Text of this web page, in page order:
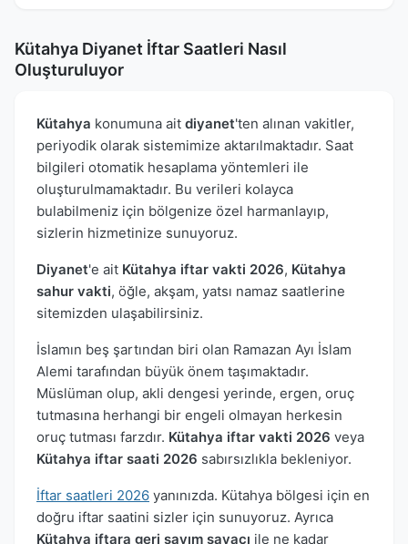
Kütahya Diyanet İftar Saatleri Nasıl
Oluşturuluyor
Kütahya konumuna ait diyanet'ten alınan vakitler,
periyodik olarak sistemimize aktarılmaktadır. Saat
bilgileri otomatik hesaplama yöntemleri ile
oluşturulmamaktadır. Bu verileri kolayca
bulabilmeniz için bölgenize özel harmanlayıp,
sizlerin hizmetinize sunuyoruz.
Diyanet'e ait Kütahya iftar vakti 2026, Kütahya
sahur vakti, öğle, akşam, yatsı namaz saatlerine
sitemizden ulaşabilirsiniz.
İslamın beş şartından biri olan Ramazan Ayı İslam
Alemi tarafından büyük önem taşımaktadır.
Müslüman olup, akli dengesi yerinde, ergen, oruç
tutmasına herhangi bir engeli olmayan herkesin
oruç tutması farzdır. Kütahya iftar vakti 2026 veya
Kütahya iftar saati 2026 sabırsızlıkla bekleniyor.
İftar saatleri 2026 yanınızda. Kütahya bölgesi için en
doğru iftar saatini sizler için sunuyoruz. Ayrıca
Kütahya iftara geri sayım sayacı ile ne kadar